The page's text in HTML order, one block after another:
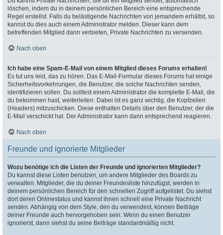
löschen, indem du in deinem persönlichen Bereich eine entsprechende
Regel erstellst. Falls du belästigende Nachrichten von jemandem erhältst, so
kannst du dies auch einem Administrator melden. Dieser kann dem
betreffenden Mitglied dann verbieten, Private Nachrichten zu versenden.
Nach oben
Ich habe eine Spam-E-Mail von einem Mitglied dieses Forums erhalten!
Es tut uns leid, das zu hören. Das E-Mail-Formular dieses Forums hat einige
Sicherheitsvorkehrungen, die Benutzer, die solche Nachrichten senden,
identifizieren sollen. Du solltest einem Administrator die komplette E-Mail, die
du bekommen hast, weiterleiten. Dabei ist es ganz wichtig, die Kopfzeilen
(Headers) mitzuschicken. Diese enthalten Details über den Benutzer, der die
E-Mail verschickt hat. Der Administrator kann dann entsprechend reagieren.
Nach oben
Freunde und ignorierte Mitglieder
Wozu benötige ich die Listen der Freunde und ignorierten Mitglieder?
Du kannst diese Listen benutzen, um andere Mitglieder des Boards zu
verwalten. Mitglieder, die du deiner Freundesliste hinzufügst, werden in
deinem persönlichen Bereich für den schnellen Zugriff aufgelistet. Du siehst
dort deren Onlinestatus und kannst ihnen schnell eine Private Nachricht
senden. Abhängig von dem Style, den du verwendest, können Beiträge
deiner Freunde auch hervorgehoben sein. Wenn du einen Benutzer
ignorierst, dann siehst du seine Beiträge standardmäßig nicht.